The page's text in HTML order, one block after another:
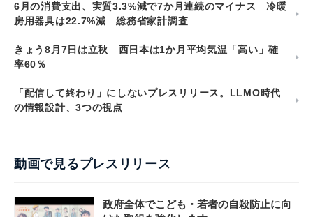
6月の消費支出、実質3.3%減で7か月連続のマイナス 冷暖
房用器具は22.7%減 総務省家計調査
きょう8月7日は立秋 西日本は1か月平均気温「高い」確
率60％
「配信して終わり」にしないプレスリリース。LLMO時代
の情報設計、3つの視点
動画で見るプレスリリース
政府全体でこども・若者の自殺防止に向